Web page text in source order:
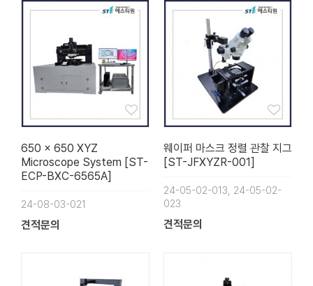
650 x 650 XYZ
Microscope System [ST-
ECP-BXC-6565A]
24-08-03-021
견적문의
웨이퍼 마스크 정렬 관찰 지그
[ST-JFXYZR-001]
24-05-02-013, 24-05-02-
023
견적문의